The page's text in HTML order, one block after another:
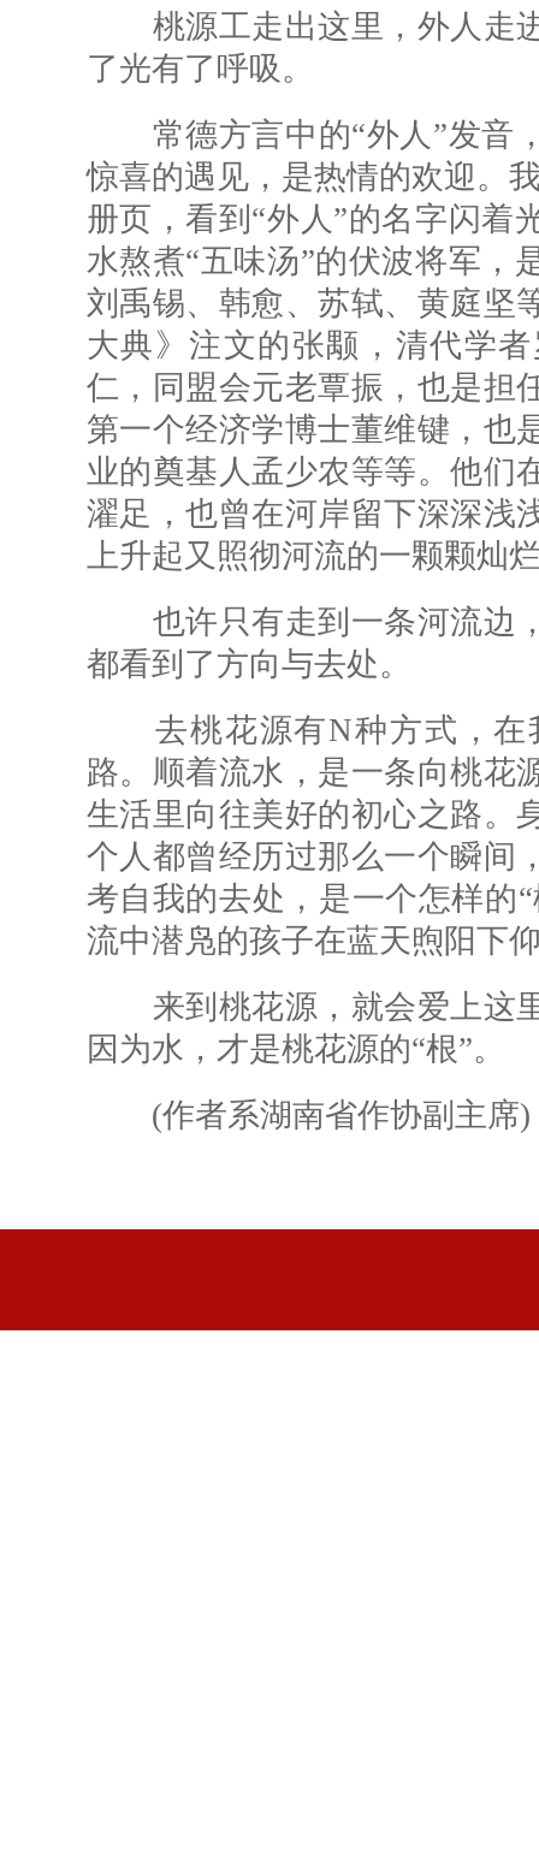
桃源工走出这里，外人走
了光有了呼吸。
常德方言中的“外人”发音
惊喜的遇见，是热情的欢迎。
册页，看到“外人”的名字闪着
水熬煮“五味汤”的伏波将军，
刘禹锡、韩愈、苏轼、黄庭坚
大典》注文的张颙，清代学
仁，同盟会元老覃振，也是担
第一个经济学博士董维键，也
业的奠基人孟少农等等。他们
濯足，也曾在河岸留下深深浅
上升起又照彻河流的一颗颗灿
也许只有走到一条河流边
都看到了方向与去处。
去桃花源有N种方式，在
路。顺着流水，是一条向桃花
生活里向往美好的初心之路。
个人都曾经历过那么一个瞬间
考自我的去处，是一个怎样
流中潜凫的孩子在蓝天煦阳下
来到桃花源，就会爱上这
因为水，才是桃花源的“根”。
(作者系湖南省作协副主席)